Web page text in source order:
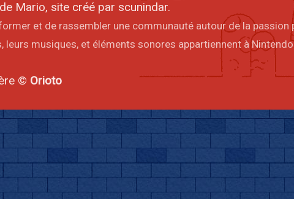
Mario, site créé par scunindar.
et de rassembler une communauté autour de la passion
musiques, et éléments sonores appartiennent à
© Orioto